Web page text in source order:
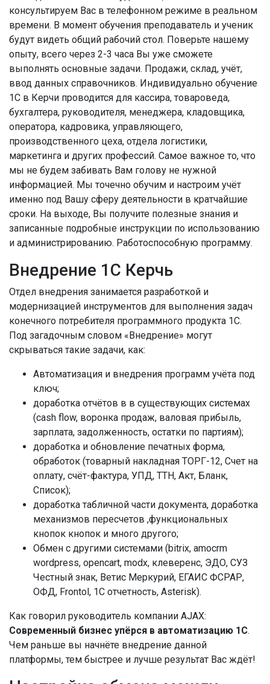
консультируем Вас в телефонном режиме в реальном
времени. В момент обучения преподаватель и ученик
будут видеть общий рабочий стол. Поверьте нашему
опыту, всего через 2-3 часа Вы уже сможете
выполнять основные задачи. Продажи, склад, учёт,
ввод данных справочников. Индивидуально обучение
1С в Керчи проводится для кассира, товароведа,
бухгалтера, руководителя, менеджера, кладовщика,
оператора, кадровика, управляющего,
производственного цеха, отдела логистики,
маркетинга и других профессий. Самое важное то, что
мы не будем забивать Вам голову не нужной
информацией. Мы точечно обучим и настроим учёт
именно под Вашу сферу деятельности в кратчайшие
сроки. На выходе, Вы получите полезные знания и
записанные подробные инструкции по использованию
и администрированию. Работоспособную программу.
Внедрение 1С Керчь
Отдел внедрения занимается разработкой и
модернизацией инструментов для выполнения задач
конечного потребителя программного продукта 1С.
Под загадочным словом «Внедрение» могут
скрываться такие задачи, как:
Автоматизация и внедрения программ учёта под
ключ;
доработка отчётов в в существующих системах
(cash flow, воронка продаж, валовая прибыль,
зарплата, задолженность, остатки по партиям);
доработка и обновление печатных форма,
обработок (товарный накладная ТОРГ-12, Счет на
оплату, счёт-фактура, УПД, ТТН, Акт, Бланк,
Список);
доработка табличной части документа, доработка
механизмов пересчетов ,функциональных
кнопок кнопок и много другого;
Обмен с другими системами (bitrix, amocrm
wordpress, opencart, modx, клеверенс, ЭДО, СУЗ
Честный знак, Ветис Меркурий, ЕГАИС ФСРАР,
ОФД, Frontol, 1C отчетность, Asterisk).
Как говорил руководитель компании AJAX:
Современный бизнес упёрся в автоматизацию 1С.
Чем раньше вы начнёте внедрение данной
платформы, тем быстрее и лучше результат Вас ждёт!